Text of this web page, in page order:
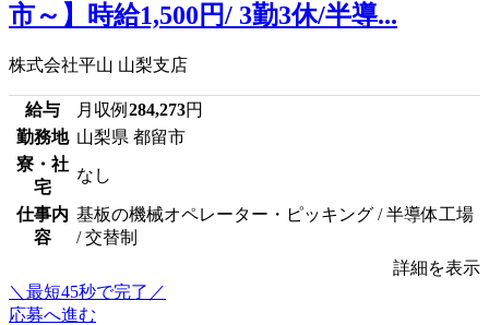
市～】時給1,500円/ 3勤3休/半導...
株式会社平山 山梨支店
給与 月収例 284,273円
勤務地 山梨県 都留市
寮・社
宅
なし
仕事内
容
基板の機械オペレーター・ピッキング / 半導体工場
/ 交替制
詳細を表示
＼最短45秒で完了／
応募へ進む